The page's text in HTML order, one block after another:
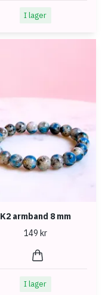
I lager
K2 armband 8 mm
149 kr
I lager